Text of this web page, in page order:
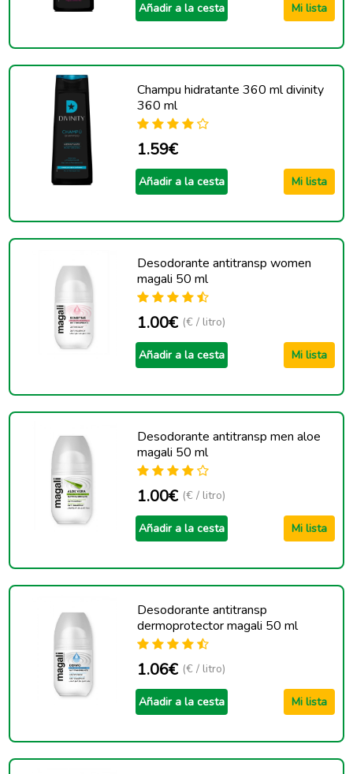
Añadir a la cesta Mi lista
Champu hidratante 360 ml divinity
360 ml
1.59€
Añadir a la cesta Mi lista
Desodorante antitransp women
magali 50 ml
1.00€ (€ / litro)
Añadir a la cesta Mi lista
Desodorante antitransp men aloe
magali 50 ml
1.00€ (€ / litro)
Añadir a la cesta Mi lista
Desodorante antitransp
dermoprotector magali 50 ml
1.06€ (€ / litro)
Añadir a la cesta Mi lista